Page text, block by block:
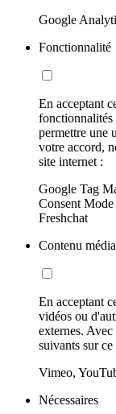
Google
Fonctionnalité
En acceptant
fonctionnalités
permettre une
votre accord,
site internet :
Google Tag
Consent
Freshchat
Contenu
En acceptant
vidéos ou
externes.
suivants sur
Vimeo,
Nécessaires